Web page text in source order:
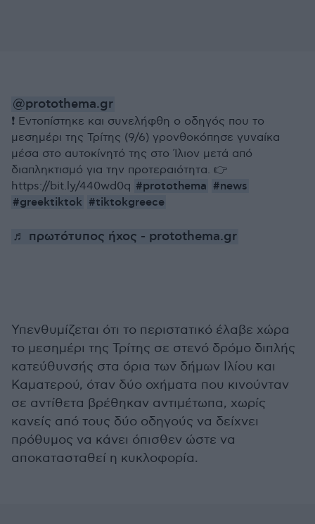
@protothema.gr
❗ Εντοπίστηκε και συνελήφθη ο οδηγός που το
μεσημέρι της Τρίτης (9/6) γρονθοκόπησε γυναίκα
μέσα στο αυτοκίνητό της στο Ίλιον μετά από
διαπληκτισμό για την προτεραιότητα. 👉
https://bit.ly/440wd0q #protothema #news
#greektiktok #tiktokgreece
♬ πρωτότυπος ήχος - protothema.gr
Υπενθυμίζεται ότι το περιστατικό έλαβε χώρα
το μεσημέρι της Τρίτης σε στενό δρόμο διπλής
κατεύθυνσής στα όρια των δήμων Ιλίου και
Καματερού, όταν δύο οχήματα που κινούνταν
σε αντίθετα βρέθηκαν αντιμέτωπα, χωρίς
κανείς από τους δύο οδηγούς να δείχνει
πρόθυμος να κάνει όπισθεν ώστε να
αποκατασταθεί η κυκλοφορία.